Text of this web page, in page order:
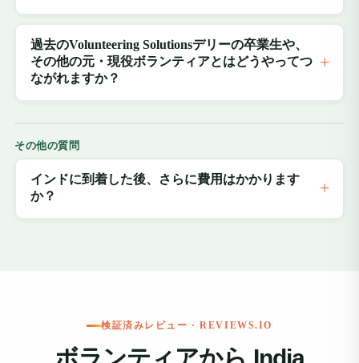
過去のVolunteering Solutionsデリーの卒業生や、
その他の元・現役ボランティアとはどうやってつ
ながれますか？
その他の質問
インドに到着した後、さらに費用はかかります
か？
検証済みレビュー · REVIEWS.IO
ボランティアから India